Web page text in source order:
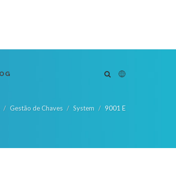
Gestão de Chaves System 9001 E